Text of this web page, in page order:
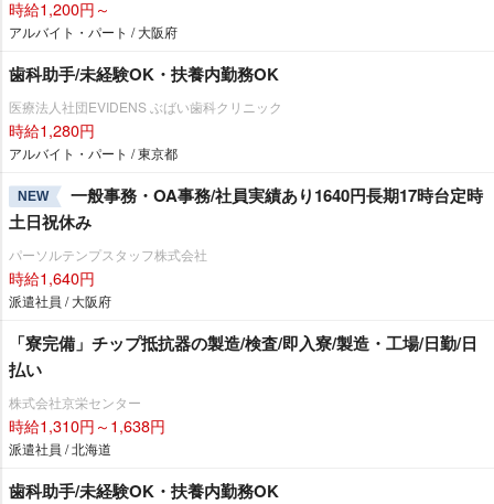
時給1,200円～
アルバイト・パート / 大阪府
歯科助手/未経験OK・扶養内勤務OK
医療法人社団EVIDENS ぶばい歯科クリニック
時給1,280円
アルバイト・パート / 東京都
NEW
一般事務・OA事務/社員実績あり1640円長期17時台定時
土日祝休み
パーソルテンプスタッフ株式会社
時給1,640円
派遣社員 / 大阪府
「寮完備」チップ抵抗器の製造/検査/即入寮/製造・工場/日勤/日
払い
株式会社京栄センター
時給1,310円～1,638円
派遣社員 / 北海道
歯科助手/未経験OK・扶養内勤務OK